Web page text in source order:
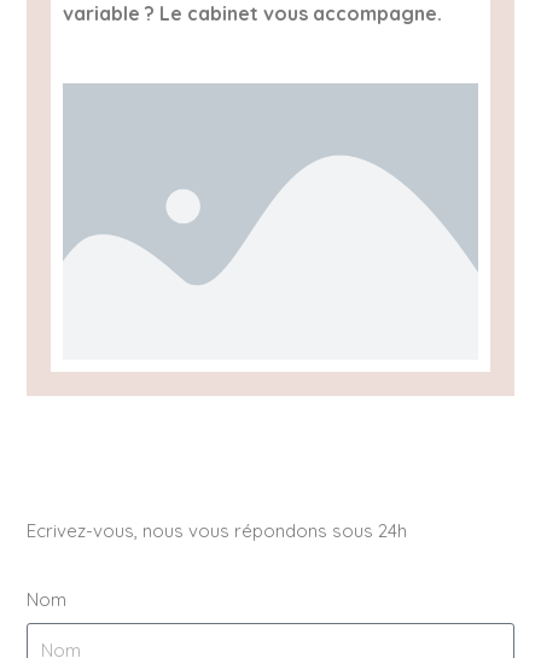
variable ? Le cabinet vous accompagne.
Ecrivez-vous, nous vous répondons sous 24h
Nom